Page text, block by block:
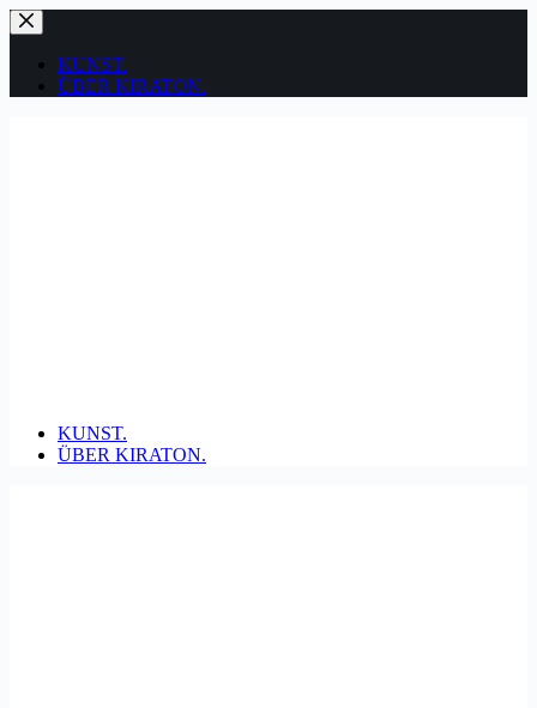
Zum
Inhalt
springenKUNST.
ÜBER KIRATON.
KUNST.
ÜBER KIRATON.